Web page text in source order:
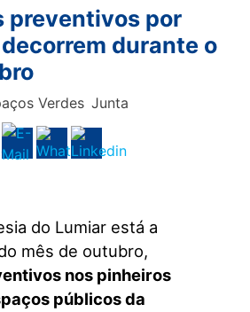
preventivos por
durante o
Verdes Junta
do Lumiar está a
mês de outubro,
nos pinheiros
públicos da